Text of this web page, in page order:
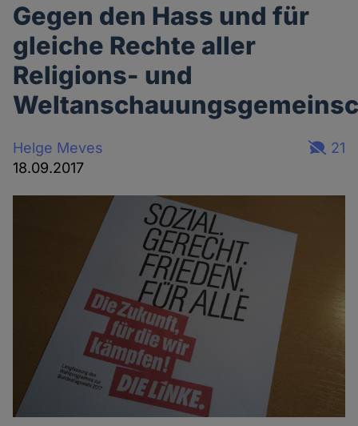
Gegen den Hass und für
gleiche Rechte aller
Religions- und
Helge Meves
18.09.2017
21